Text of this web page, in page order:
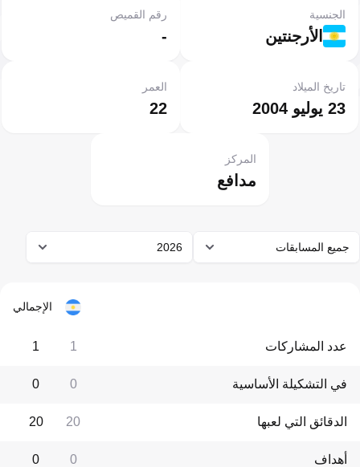
الأرجنتين
الجنسية
-
رقم القميص
23 يوليو 2004
تاريخ الميلاد
22
العمر
مدافع
المركز
جميع المسابقات 2026
الإجمالي
عدد المشاركات 1
1
في التشكيلة الأساسية 0
0
الدقائق التي لعبها 20
20
أهداف 0
0